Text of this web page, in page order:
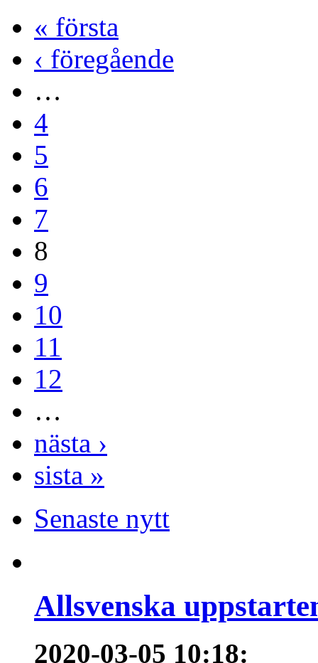
« första
‹ föregående
…
4
5
6
7
8
9
10
11
12
…
nästa ›
sista »
Senaste nytt
Allsvenska
2020-03-05 10:18: